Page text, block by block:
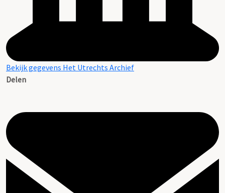
Bekijk gegevens Het Utrechts Archief
Delen